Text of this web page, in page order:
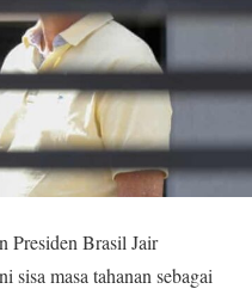
Presiden Brasil Jair
masa tahanan sebagai